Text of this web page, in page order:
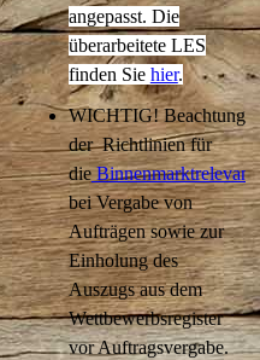
angepasst. Die
überarbeitete LES
finden Sie hier.
WICHTIG! Beachtung
der Richtlinien für
dieBinnenmarktrelevanz
bei Vergabe von
Aufträgen sowie zur
Einholung des
Auszugs aus dem
Wettbewerbsregister
vor Auftragsvergabe.